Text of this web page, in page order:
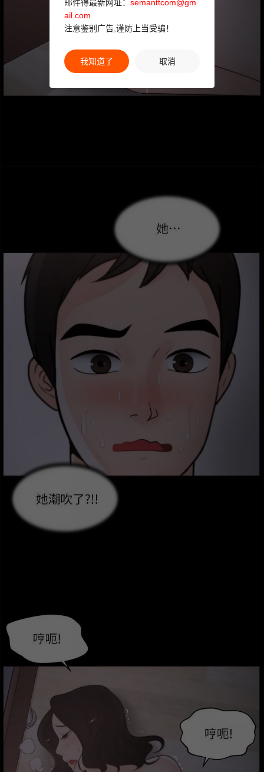
邮件得最新网址： semanttcom@gm
ail.com
注意鉴别广告,谨防上当受骗！
我知道了 取消